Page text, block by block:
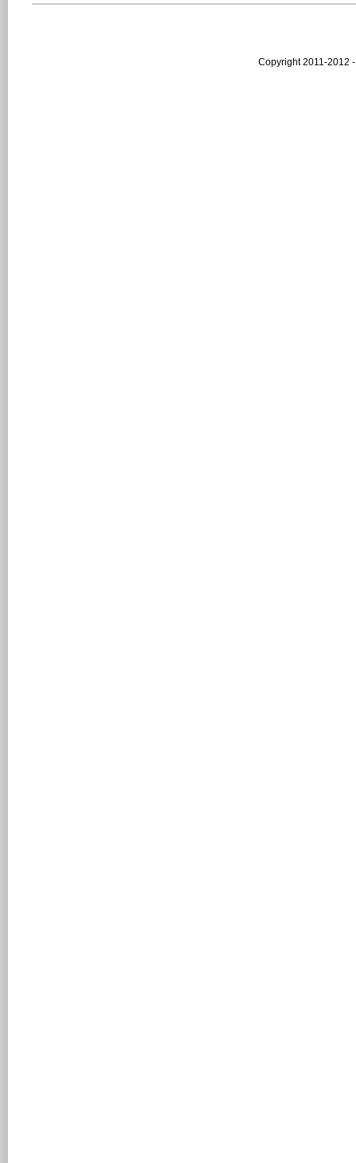
Copyright 2011-2012